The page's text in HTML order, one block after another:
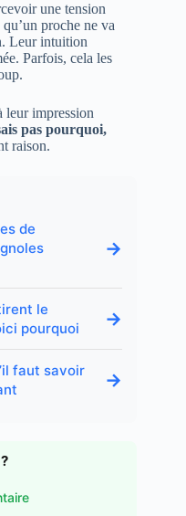
une tension
proche ne va
Leur intuition
Parfois, cela les
leur impression
pas pourquoi,
raison.
de
→
le
pourquoi
→
faut savoir
→